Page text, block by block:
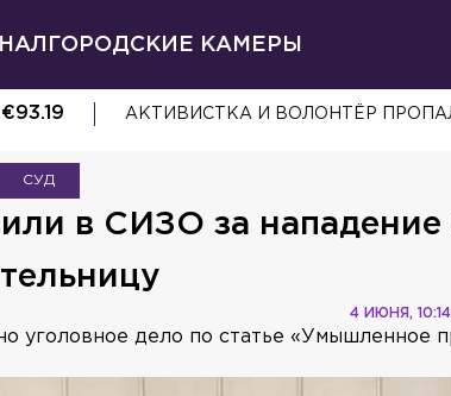
ГОРОДСКИЕ КАМЕРЫ
€93.19 АКТИВИСТКА И ВОЛОНТЁР
СУД
в СИЗО за
4 ИЮНЯ, 10:14
уголовное дело по статье «Умышленное